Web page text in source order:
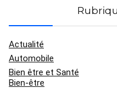
Actualité
Automobile
Bien être et Santé
Bien-être